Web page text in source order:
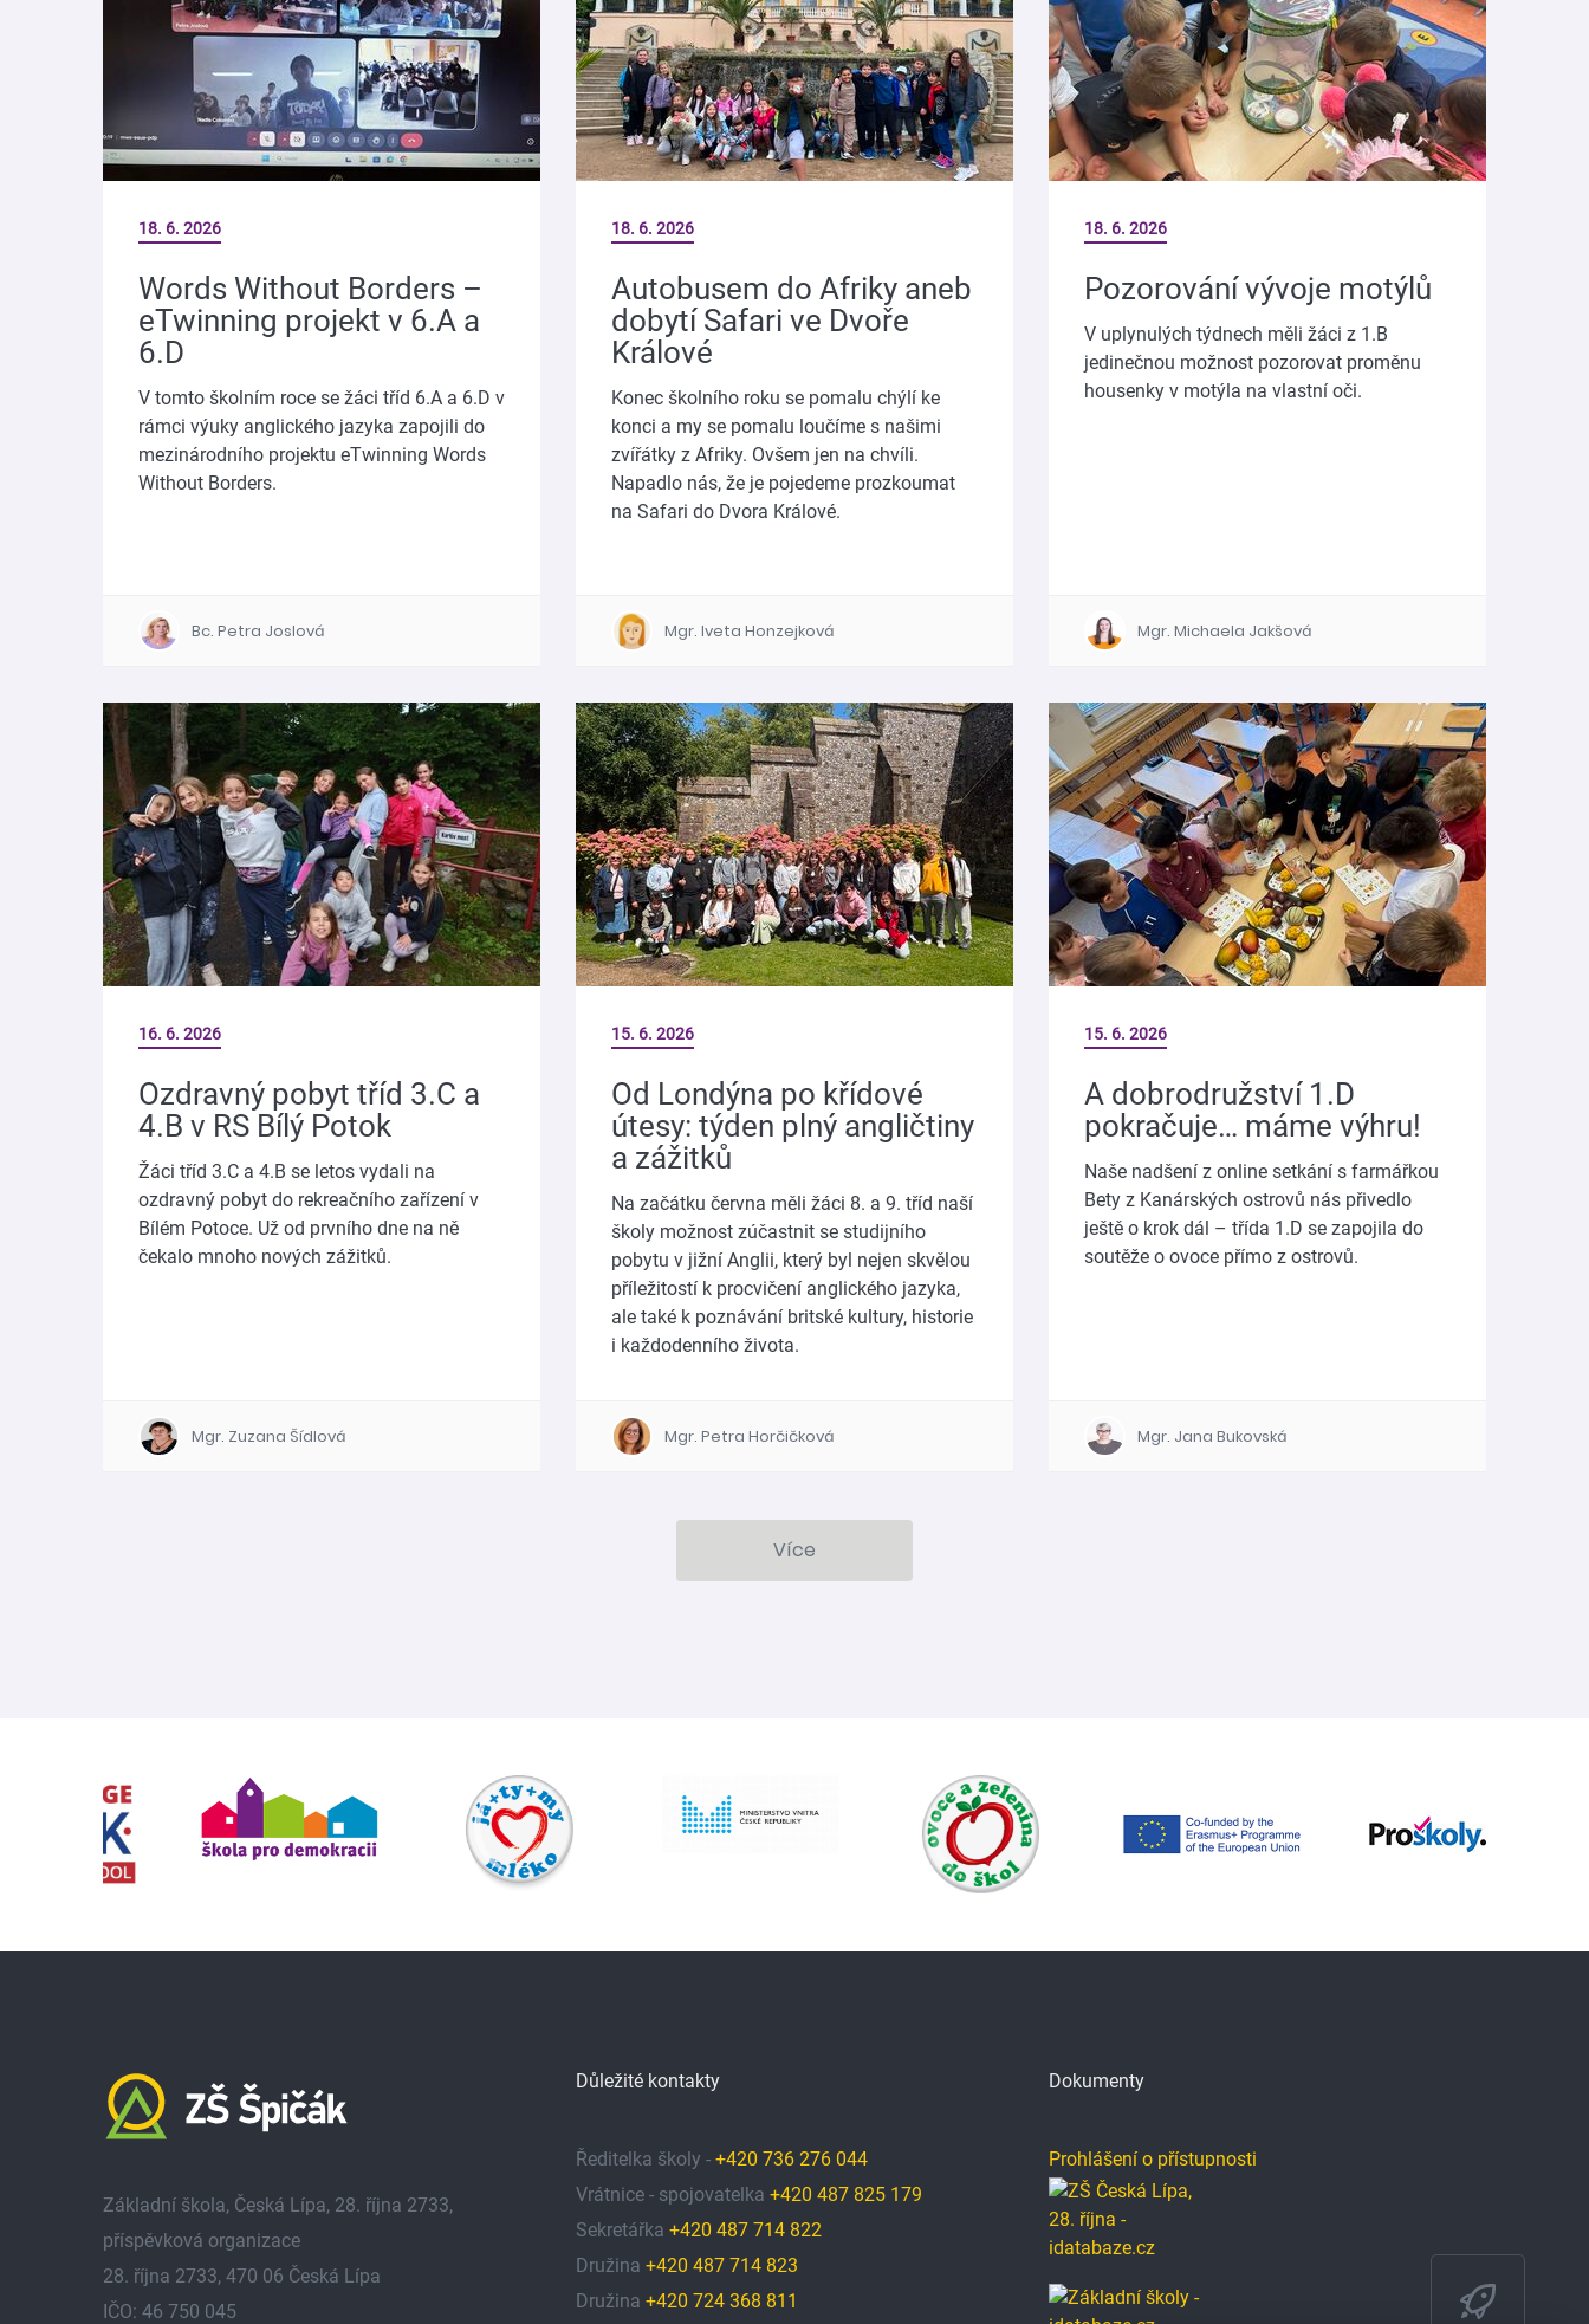
18. 6. 2026
Words Without Borders –
eTwinning projekt v 6.A a
6.D
V tomto školním roce se žáci tříd 6.A a 6.D v
rámci výuky anglického jazyka zapojili do
mezinárodního projektu eTwinning Words
Without Borders.
Bc. Petra Joslová
18. 6. 2026
Autobusem do Afriky aneb
dobytí Safari ve Dvoře
Králové
Konec školního roku se pomalu chýlí ke
konci a my se pomalu loučíme s našimi
zvířátky z Afriky. Ovšem jen na chvíli.
Napadlo nás, že je pojedeme prozkoumat
na Safari do Dvora Králové.
Mgr. Iveta Honzejková
18. 6. 2026
Pozorování vývoje motýlů
V uplynulých týdnech měli žáci z 1.B
jedinečnou možnost pozorovat proměnu
housenky v motýla na vlastní oči.
Mgr. Michaela Jakšová
16. 6. 2026
Ozdravný pobyt tříd 3.C a
4.B v RS Bílý Potok
Žáci tříd 3.C a 4.B se letos vydali na
ozdravný pobyt do rekreačního zařízení v
Bílém Potoce. Už od prvního dne na ně
čekalo mnoho nových zážitků.
Mgr. Zuzana Šídlová
15. 6. 2026
Od Londýna po křídové
útesy: týden plný angličtiny
a zážitků
Na začátku června měli žáci 8. a 9. tříd naší
školy možnost zúčastnit se studijního
pobytu v jižní Anglii, který byl nejen skvělou
příležitostí k procvičení anglického jazyka,
ale také k poznávání britské kultury, historie
i každodenního života.
Mgr. Petra Horčičková
15. 6. 2026
A dobrodružství 1.D
pokračuje… máme výhru!
Naše nadšení z online setkání s farmářkou
Bety z Kanárských ostrovů nás přivedlo
ještě o krok dál – třída 1.D se zapojila do
soutěže o ovoce přímo z ostrovů.
Mgr. Jana Bukovská
Více
Základní škola, Česká Lípa, 28. října 2733,
příspěvková organizace
28. října 2733, 470 06 Česká Lípa
IČO: 46 750 045
Důležité kontakty
Ředitelka školy - +420 736 276 044
Vrátnice - spojovatelka +420 487 825 179
Sekretářka +420 487 714 822
Družina +420 487 714 823
Družina +420 724 368 811
Dokumenty
Prohlášení o přístupnosti